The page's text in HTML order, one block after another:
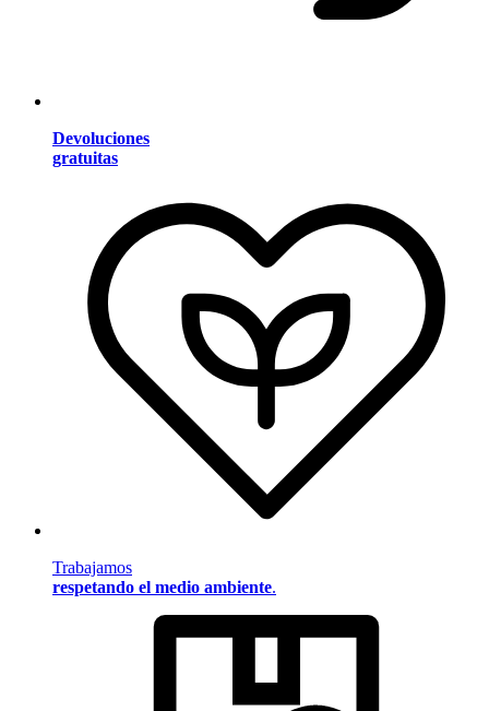
Devoluciones
gratuitas
Trabajamos
respetando el medio ambiente.